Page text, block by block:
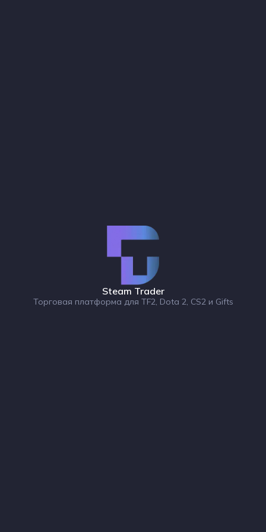
Steam Trader
Торговая платформа для TF2, Dota 2, CS2 и Gifts